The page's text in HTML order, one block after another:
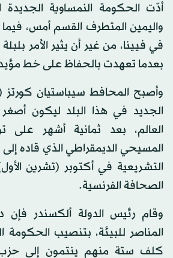
أدّت الحكومة النمساوية الجديدة
واليمين المتطرف القسم أمس،
في فيينا، من غير أن يثير الأمر
بعدما تعهدت بالحفاظ على خط مؤيد
الجديد في هذا البلد ليكون
العالم، بعد ثمانية أشهر على
المسيحي الديمقراطي الذي قاده إلى
التشريعية في أكتوبر (تشرين
الصحافة الفرنسية.
وقام رئيس الدولة ألكسندر فإن
كلف ستة منهم ينتمون إلى حزب